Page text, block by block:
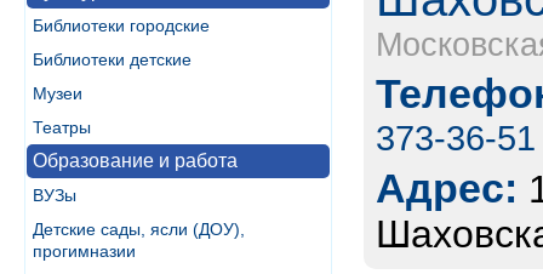
Библиотеки городские
Библиотеки детские
Музеи
Театры
Образование и работа
ВУЗы
Детские сады, ясли (ДОУ),
прогимназии
373-36-51
Адрес: